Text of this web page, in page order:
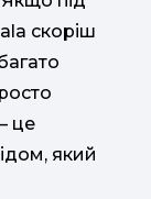
скоріш
це
який